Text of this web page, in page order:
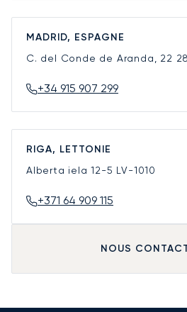
MADRID, ESPAGNE
C. del Conde de Aranda, 22
+34 915 907 299
RIGA, LETTONIE
Alberta iela 12-5 LV-1010
+371 64 909 115
NOUS